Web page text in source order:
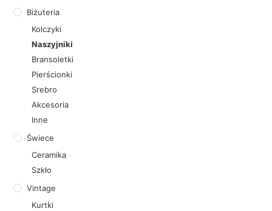
Biżuteria
Kolczyki
Naszyjniki
Bransoletki
Pierścionki
Srebro
Akcesoria
Inne
Świece
Ceramika
Szkło
Vintage
Kurtki